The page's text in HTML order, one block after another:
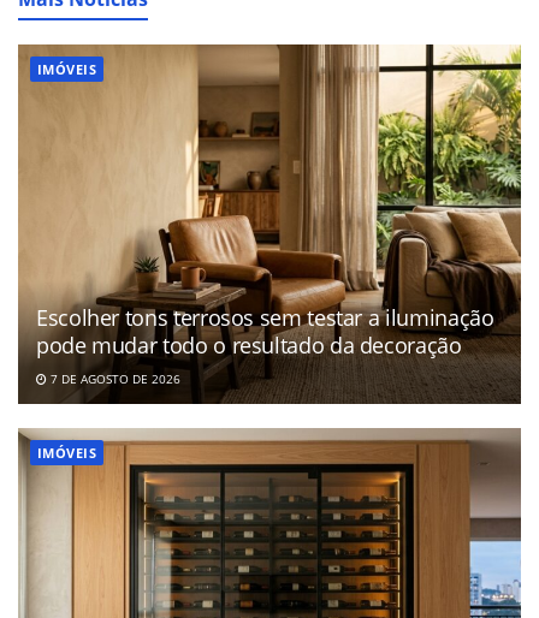
IMÓVEIS
Escolher tons terrosos sem testar a iluminação
pode mudar todo o resultado da decoração
7 DE AGOSTO DE 2026
IMÓVEIS